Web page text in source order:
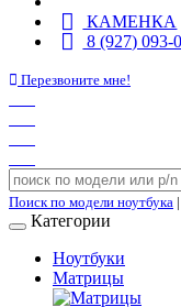
КАМЕНКА
8 (927) 093-
Перезвоните мне!
Поиск по модели ноутбука |
Категории
Ноутбуки
Матрицы